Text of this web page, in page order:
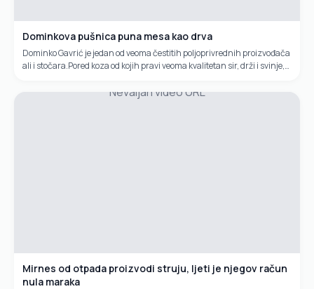
Dominkova pušnica puna mesa kao drva
Dominko Gavrić je jedan od veoma čestitih poljoprivrednih proizvođača
ali i stočara.Pored koza od kojih pravi veoma kvalitetan sir, drži i svinje,
prodao je za sedam dana. Da je imao još pet tona, kaže, sve bi prodao.
Nevaljan video URL
Mirnes od otpada proizvodi struju, ljeti je njegov račun
nula maraka